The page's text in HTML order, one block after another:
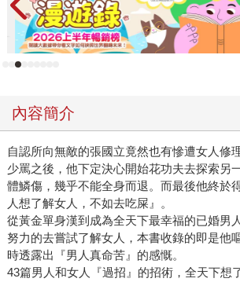
張國立的字典裡是毫無節制。一次吃掉
的事、有時早上發現前一天買的半條吐
為了健康講了他兩句，有一次半夜嗑掉
泡麵還叫他去洗碗！真是老天有眼，自
婚後從沒下過廚，他只是寫得一口好菜。
關他的文章，他一臉正經建議：「你就寫
不忘、每星期要讀五本書；還有我是一個
多歲還沒找到Mr.Right的妳，而且對妳很
美食，一年旅行一大兩小……。」 提到旅
是他的最愛。其實他最最最愛的是寫小說
覺，同列最最愛的是運動。我總是抱怨不
安慰我說除了寫小說，其他事情都可以跟
內容簡介
自認所向無敵的張國立竟然也有慘遭女人修
少罵之後，他下定決心開始花功夫去探索另
體鱗傷，幾乎不能全身而退。而最後他終於
人想了解女人，不如去吃屎』。
從黃金單身漢到成為全天下最幸福的已婚男
努力的去嘗試了解女人，本書收錄的即是他
時透露出『男人真命苦』的感慨。
43篇男人和女人『過招』的招術，全天下想